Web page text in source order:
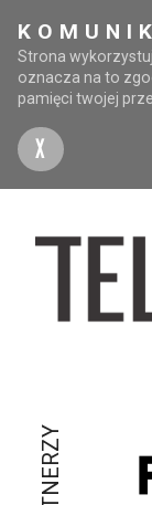
Strona
oznacza na to
pamięci twojej
X